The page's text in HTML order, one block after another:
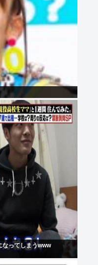
なってしまうwww